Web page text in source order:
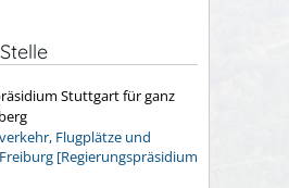
Stuttgart für ganz
Flugplätze und
[Regierungspräsidium